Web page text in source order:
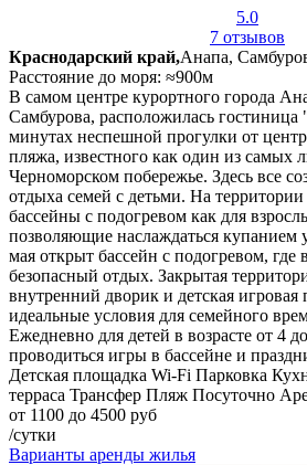
5.0
7 отзывов
Краснодарский край,Анапа,
Расстояние до моря: ≈900м
В самом центре курортного города
Самбурова, расположилась гостиница
минутах неспешной прогулки от
пляжа, известного как один из самых
Черноморском побережье. Здесь все
отдыха семей с детьми. На
бассейны с подогревом как для
позволяющие наслаждаться купанием
мая открыт бассейн с подогревом,
безопасный отдых. Закрытая
внутренний дворик и детская игровая
идеальные условия для семейного
Ежедневно для детей в возрасте от 4
проводиться игры в бассейне и
Детская площадка Wi-Fi Парковка
терраса Трансфер Пляж Посуточно
от 1100 до 4500 руб
/сутки
Варианты аренды жилья